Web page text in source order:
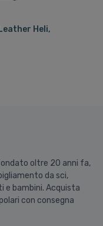
Heli,
oltre 20 anni fa,
da sci,
bambini. Acquista
con consegna